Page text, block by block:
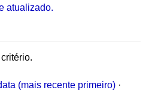
atualizado.
(mais recente primeiro) ·